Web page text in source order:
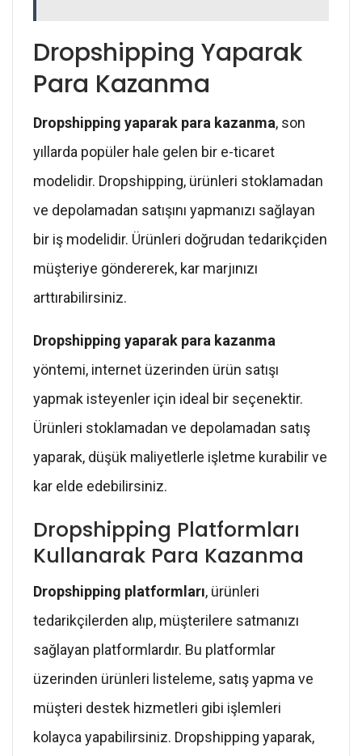
Dropshipping Yaparak
Para Kazanma
Dropshipping yaparak para kazanma, son
yıllarda popüler hale gelen bir e-ticaret
modelidir. Dropshipping, ürünleri stoklamadan
ve depolamadan satışını yapmanızı sağlayan
bir iş modelidir. Ürünleri doğrudan tedarikçiden
müşteriye göndererek, kar marjınızı
arttırabilirsiniz.
Dropshipping yaparak para kazanma
yöntemi, internet üzerinden ürün satışı
yapmak isteyenler için ideal bir seçenektir.
Ürünleri stoklamadan ve depolamadan satış
yaparak, düşük maliyetlerle işletme kurabilir ve
kar elde edebilirsiniz.
Dropshipping Platformları
Kullanarak Para Kazanma
Dropshipping platformları, ürünleri
tedarikçilerden alıp, müşterilere satmanızı
sağlayan platformlardır. Bu platformlar
üzerinden ürünleri listeleme, satış yapma ve
müşteri destek hizmetleri gibi işlemleri
kolayca yapabilirsiniz. Dropshipping yaparak,